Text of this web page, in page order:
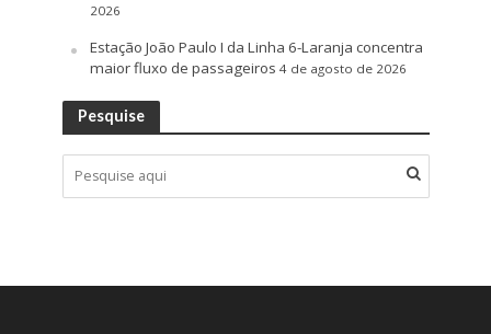
2026
Estação João Paulo I da Linha 6-Laranja concentra
maior fluxo de passageiros 4 de agosto de 2026
Pesquise